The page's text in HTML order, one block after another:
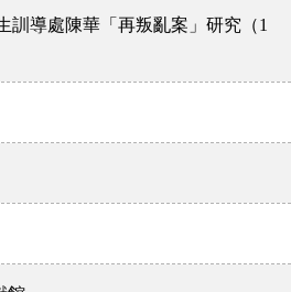
訓導處陳華「再叛亂案」研究（1